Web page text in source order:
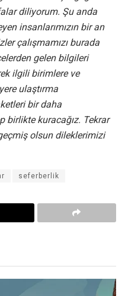
diliyorum. Şu anda
insanlarımızın bir an
çalışmamızı burada
gelen bilgileri
ilgili birimlere ve
ulaştırma
bir daha
birlikte kuracağız. Tekrar
olsun dileklerimizi
seferberlik